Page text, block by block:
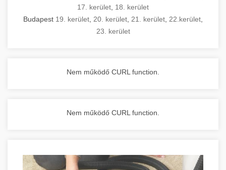
17. kerület 18. kerület
Budapest 19. kerület 20. kerület 21. kerület 22.kerület
23. kerület
Nem működő CURL function.
Nem működő CURL function.